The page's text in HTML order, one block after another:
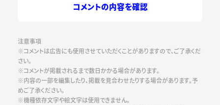
コメントの内容を確認
注意事項
※コメントは広告にも使用させていただくことがありますので、ご了承くだ
さい。
※コメントが掲載されるまで数日かかる場合があります。
※内容の一部を編集したり、掲載を見合わせたりする場合があります。予
めご了承ください。
※機種依存文字や絵文字は使用できません。